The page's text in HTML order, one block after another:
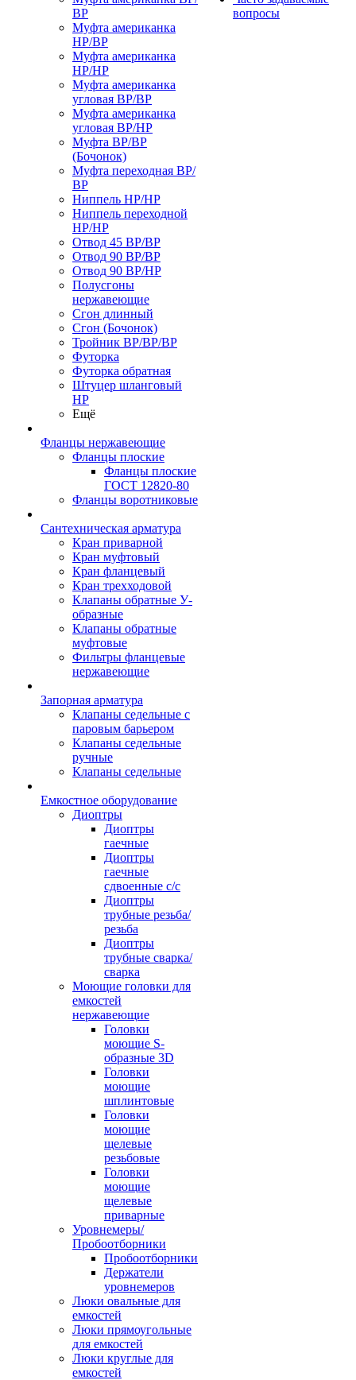
ВР
Муфта американка
НР/ВР
Муфта американка
НР/НР
Муфта американка
угловая ВР/ВР
Муфта американка
угловая ВР/НР
Муфта ВР/ВР
(Бочонок)
Муфта переходная ВР/
ВР
Ниппель НР/НР
Ниппель переходной
НР/НР
Отвод 45 ВР/ВР
Отвод 90 ВР/ВР
Отвод 90 ВР/НР
Полусгоны
нержавеющие
Сгон длинный
Сгон (Бочонок)
Тройник ВР/ВР/ВР
Футорка
Футорка обратная
Штуцер шланговый
НР
Ещё
Фланцы нержавеющие
Фланцы плоские
Фланцы плоские
ГОСТ 12820-80
Фланцы воротниковые
Сантехническая арматура
Кран приварной
Кран муфтовый
Кран фланцевый
Кран трехходовой
Клапаны обратные У-
образные
Клапаны обратные
муфтовые
Фильтры фланцевые
нержавеющие
Запорная арматура
Клапаны седельные с
паровым барьером
Клапаны седельные
ручные
Клапаны седельные
Емкостное оборудование
Диоптры
Диоптры
гаечные
Диоптры
гаечные
сдвоенные c/c
Диоптры
трубные резьба/
резьба
Диоптры
трубные сварка/
сварка
Моющие головки для
емкостей
нержавеющие
Головки
моющие S-
образные 3D
Головки
моющие
шплинтовые
Головки
моющие
щелевые
резьбовые
Головки
моющие
щелевые
приварные
Уровнемеры/
Пробоотборники
Пробоотборники
Держатели
уровнемеров
Люки овальные для
емкостей
Люки прямоугольные
для емкостей
Люки круглые для
емкостей
вопросы